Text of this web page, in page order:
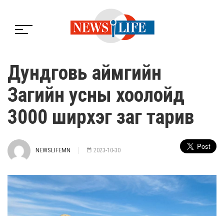
Дундговь аймгийн
Загийн усны хоолойд
3000 ширхэг заг тарив
NEWSLIFEMN 2023-10-30